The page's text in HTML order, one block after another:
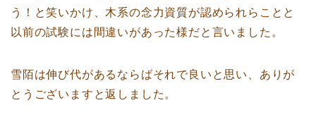
う！と笑いかけ、木系の念力資質が認められらことと
以前の試験には間違いがあった様だと言いました。
雪陌は伸び代があるならばそれで良いと思い、ありが
とうございますと返しました。